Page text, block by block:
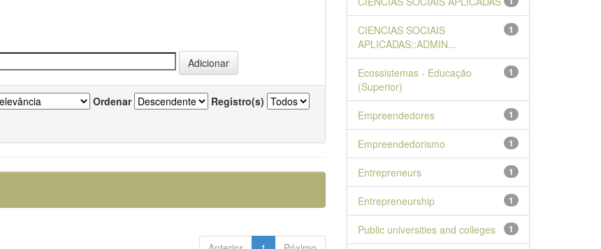
Ordenar Registro(s)
1
CIENCIAS SOCIAIS
APLICADAS::ADMIN...
1
Ecossistemas - Educação
(Superior)
1
Empreendedores
1
Empreendedorismo
1
Entrepreneurs
1
Entrepreneurship
1
Public universities and colleges